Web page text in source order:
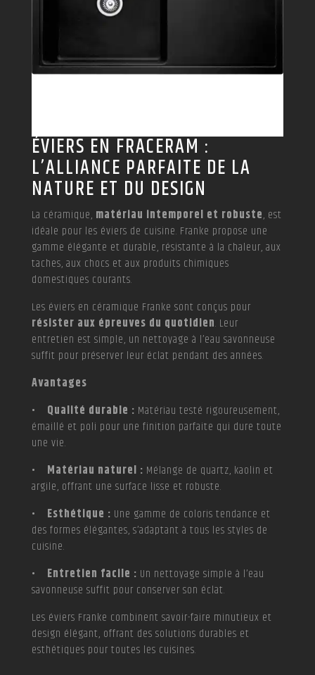
ÉVIERS EN FRACERAM :
L’ALLIANCE PARFAITE DE LA
NATURE ET DU DESIGN
La céramique, matériau intemporel et robuste, est
idéale pour les éviers de cuisine. Franke propose une
gamme élégante et durable, résistante à la chaleur, aux
taches, aux chocs et aux produits chimiques
domestiques courants.
Les éviers en céramique Franke sont conçus pour
résister aux épreuves du quotidien. Leur
entretien est simple, un nettoyage à l’eau savonneuse
suffit pour préserver leur éclat pendant des années.
Avantages
• Qualité durable : Matériau testé rigoureusement,
émaillé et poli pour une finition parfaite qui dure toute
une vie.
• Matériau naturel : Mélange de quartz, kaolin et
argile, offrant une surface lisse et robuste.
• Esthétique : Une gamme de coloris tendance et
des formes élégantes, s’adaptant à tous les styles de
cuisine.
• Entretien facile : Un nettoyage simple à l’eau
savonneuse suffit pour conserver son éclat.
Les éviers Franke combinent savoir-faire minutieux et
design élégant, offrant des solutions durables et
esthétiques pour toutes les cuisines.